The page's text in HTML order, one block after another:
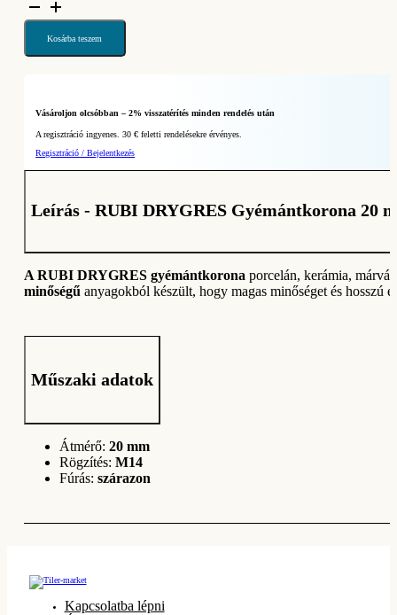
Gyémántkorona
mm
04910)
mennyiség
Kosárba teszem
Vásároljon olcsóbban – 2% visszatérítés minden rendelés után
A regisztráció ingyenes. 30 € feletti rendelésekre érvényes.
Regisztráció / Bejelentkezés
Leírás - RUBI DRYGRES Gyémántkorona 20
A RUBI DRYGRES gyémántkorona porcelán, kerámia,
minőségű anyagokból készült, hogy magas minőséget és
Műszaki adatok
Átmérő: 20 mm
Rögzítés: M14
Fúrás: szárazon
Kapcsolatba lépni